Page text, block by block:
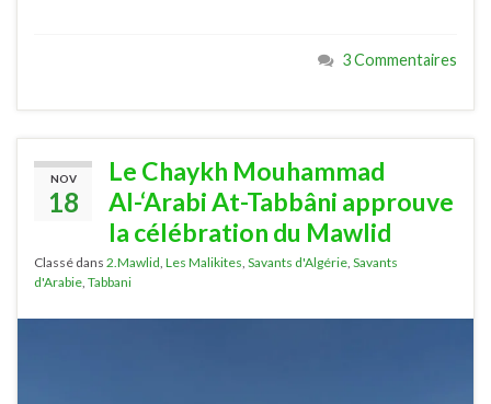
3 Commentaires
NOV
18
Le Chaykh Mouhammad
Al-‘Arabi At-Tabbâni approuve
la célébration du Mawlid
Classé dans 2.Mawlid Les Malikites Savants d'Algérie Savants
d'Arabie Tabbani